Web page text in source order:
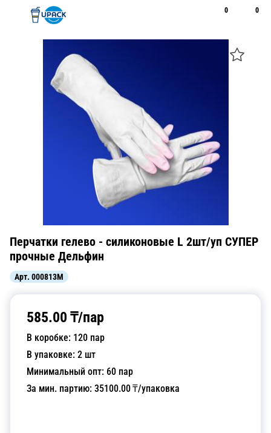
0 0
Перчатки гелево - силиконовые L 2шт/уп СУПЕР
прочные Дельфин
Арт. 000813M
585.00 ₸/пар
В коробке: 120 пар
В упаковке: 2 шт
Минимальный опт: 60 пар
За мин. партию: 35100.00₸/упаковка